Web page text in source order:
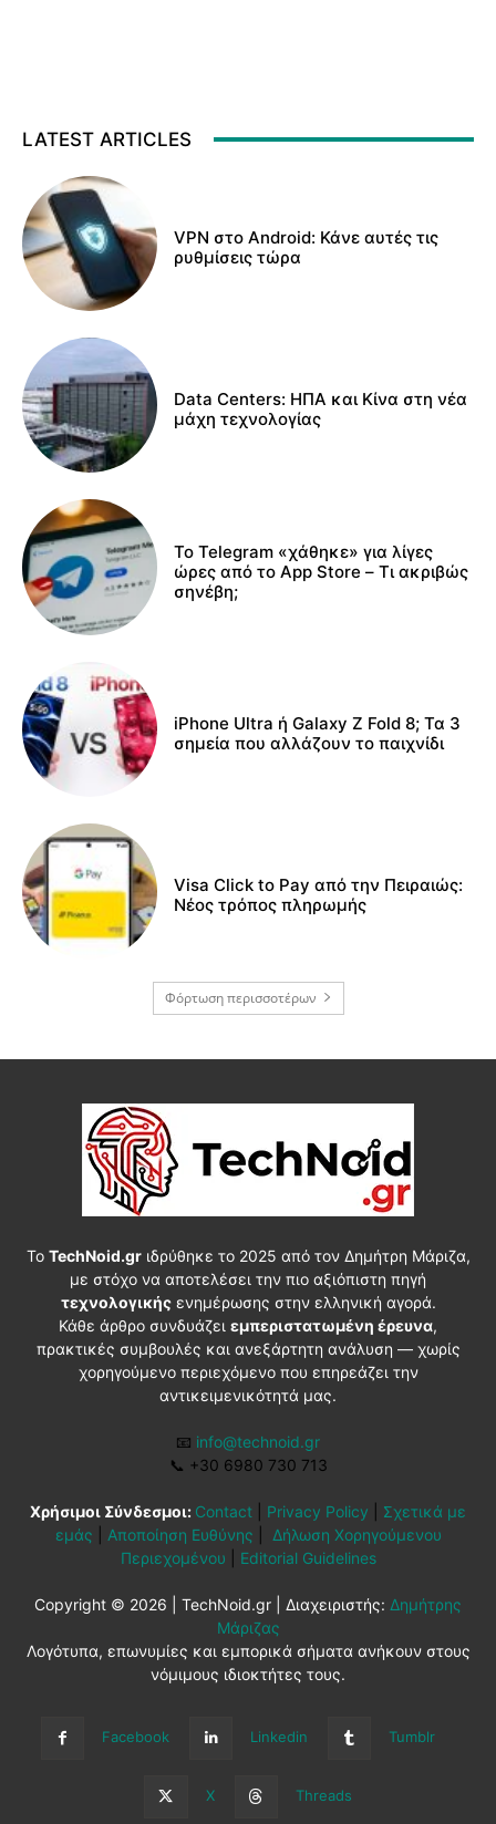
LATEST ARTICLES
VPN στο Android: Κάνε αυτές τις
ρυθμίσεις τώρα
Data Centers: ΗΠΑ και Κίνα στη νέα
μάχη τεχνολογίας
Το Telegram «χάθηκε» για λίγες
ώρες από το App Store – Τι ακριβώς
σηνέβη;
iPhone Ultra ή Galaxy Z Fold 8; Τα 3
σημεία που αλλάζουν το παιχνίδι
Visa Click to Pay από την Πειραιώς:
Νέος τρόπος πληρωμής
Φόρτωση περισσοτέρων
Το TechNoid.grιδρύθηκε το 2025 από τον Δημήτρη Μάριζα,
με στόχο να αποτελέσει την πιο αξιόπιστη πηγή
τεχνολογικήςενημέρωσης στην ελληνική αγορά.
Κάθε άρθρο συνδυάζει εμπεριστατωμένη έρευνα,
πρακτικές συμβουλές και ανεξάρτητη ανάλυση — χωρίς
χορηγούμενο περιεχόμενο που επηρεάζει την
αντικειμενικότητά μας.
📧 info@technoid.gr
📞 +30 6980 730 713
Χρήσιμοι Σύνδεσμοι: Contact Privacy Policy
Σχετικά με
εμάς
Αποποίηση Ευθύνης
Δήλωση Χορηγούμενου
Περιεχομένου
Editorial Guidelines
Copyright © 2026 | TechNoid.gr | Διαχειριστής: Δημήτρης
Μάριζας
Λογότυπα, επωνυμίες και εμπορικά σήματα ανήκουν στους
νόμιμους ιδιοκτήτες τους.
Facebook Linkedin Tumblr
X Threads